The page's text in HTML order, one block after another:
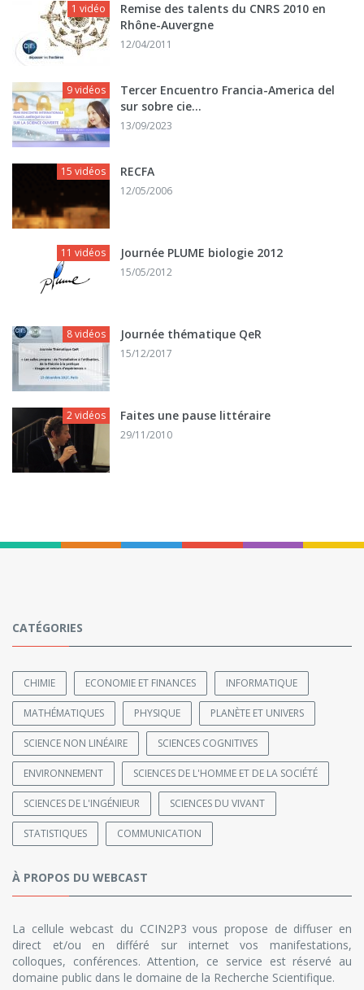
1 vidéo
Remise des talents du CNRS 2010 en
Rhône-Auvergne
12/04/2011
9 vidéos
Tercer Encuentro Francia-America del
sur sobre cie...
13/09/2023
15 vidéos RECFA
12/05/2006
11 vidéos Journée PLUME biologie 2012
15/05/2012
8 vidéos Journée thématique QeR
15/12/2017
2 vidéos Faites une pause littéraire
29/11/2010
CATÉGORIES
CHIMIE ECONOMIE ET FINANCES INFORMATIQUE
MATHÉMATIQUES PHYSIQUE PLANÈTE ET UNIVERS
SCIENCE NON LINÉAIRE SCIENCES COGNITIVES
ENVIRONNEMENT SCIENCES DE L'HOMME ET DE LA SOCIÉTÉ
SCIENCES DE L'INGÉNIEUR SCIENCES DU VIVANT
STATISTIQUES COMMUNICATION
À PROPOS DU WEBCAST
La cellule webcast du CCIN2P3 vous propose de diffuser en
direct et/ou en différé sur internet vos manifestations,
colloques, conférences. Attention, ce service est réservé au
domaine public dans le domaine de la Recherche Scientifique.